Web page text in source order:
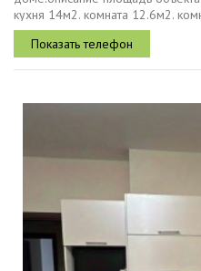
кухня 14м2. комната 12.6м2.
комнаты. ремонт косметический.
кондиционером....